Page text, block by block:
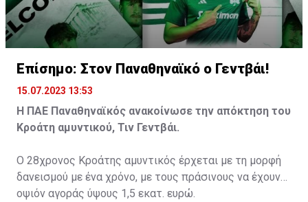
Επίσημο: Στον Παναθηναϊκό ο Γεντβάι!
15.07.2023 13:53
Η ΠΑΕ Παναθηναϊκός ανακοίνωσε την απόκτηση του
Κροάτη αμυντικού, Τιν Γεντβάι.
Ο 28χρονος Κροάτης αμυντικός έρχεται με τη μορφή
δανεισμού με ένα χρόνο, με τους πράσινους να έχουν
οψιόν αγοράς ύψους 1,5 εκατ. ευρώ.